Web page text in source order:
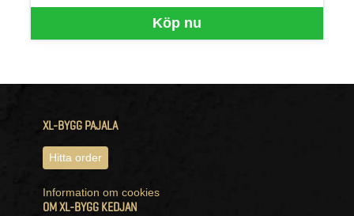
Köp nu
XL-BYGG PAJALA
Hitta order
Information om cookies
OM XL-BYGG KEDJAN